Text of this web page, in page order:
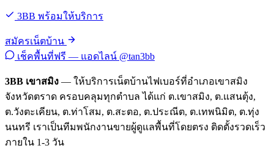
3BB พร้อมให้บริการ
สมัครเน็ตบ้าน
เช็คพื้นที่ฟรี — แอดไลน์ @tan3bb
3BB เขาสมิง — ให้บริการเน็ตบ้านไฟเบอร์ที่อำเภอเขาสมิง
จังหวัดตราด ครอบคลุมทุกตำบล ได้แก่ ต.เขาสมิง, ต.แสนตุ้ง,
ต.วังตะเคียน, ต.ท่าโสม, ต.สะตอ, ต.ประณีต, ต.เทพนิมิต, ต.ทุ่ง
นนทรี เราเป็นทีมพนักงานขายผู้ดูแลพื้นที่โดยตรง ติดตั้งรวดเร็ว
ภายใน 1-3 วัน